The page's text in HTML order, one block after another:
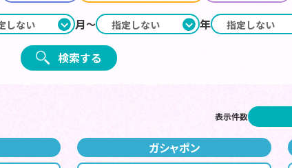
月 年
検索する
表示件数
ガシャポン